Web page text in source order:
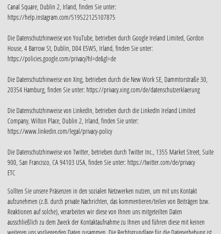
Canal Square, Dublin 2, Irland, finden Sie unter:
https://help.instagram.com/519522125107875
Die Datenschutzhinweise von YouTube, betrieben durch Google Ireland Limited, Gordon
House, 4 Barrow St, Dublin, D04 E5W5, Irland, finden Sie unter:
https://policies.google.com/privacy?hl=de&gl=de
Die Datenschutzhinweise von Xing, betrieben durch die New Work SE, Dammtorstraße 30,
20354 Hamburg, finden Sie unter: https://privacy.xing.com/de/datenschutzerklaerung
Die Datenschutzhinweise von LinkedIn, betrieben durch die LinkedIn Ireland Limited
Company, Wilton Place, Dublin 2, Irland, finden Sie unter:
https://www.linkedin.com/legal/privacy-policy
Die Datenschutzhinweise von Twitter, betrieben durch Twitter Inc., 1355 Market Street, Suite
900, San Francisco, CA 94103 USA, finden Sie unter: https://twitter.com/de/privacy
ETC
Sollten Sie unsere Präsenzen in den sozialen Netzwerken nutzen, um mit uns Kontakt
aufzunehmen (z.B. durch private Nachrichten, das kommentieren/teilen von Beiträgen bzw.
Reaktionen auf solche), verarbeiten wir diese von Ihnen uns mitgeteilten Daten
ausschließlich zu dem Zweck der Kontaktaufnahme zu Ihnen und führen diese mit keinen
weiteren uns vorliegenden Daten zusammen. Die Rechtsgrundlage für die Datenerhebung ist